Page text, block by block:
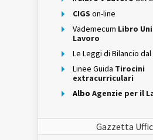
CIGS on-line
Vademecum Libro
Lavoro
Le Leggi di Bilancio dal
Linee Guida Tirocini
extracurriculari
Albo Agenzie per il
Gazzetta